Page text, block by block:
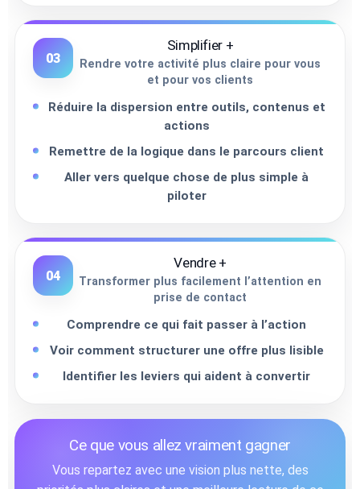
03
Simplifier +
Rendre votre activité plus claire pour vous
et pour vos clients
Réduire la dispersion entre outils, contenus et
actions
Remettre de la logique dans le parcours client
Aller vers quelque chose de plus simple à
piloter
04
Vendre +
Transformer plus facilement l’attention en
prise de contact
Comprendre ce qui fait passer à l’action
Voir comment structurer une offre plus lisible
Identifier les leviers qui aident à convertir
Ce que vous allez vraiment gagner
Vous repartez avec une vision plus nette, des